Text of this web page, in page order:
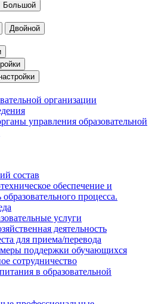
Большой
Двойной
организации
управления образовательной
состав
обеспечение и
процесса.
услуги
деятельность
для приема/перевода
поддержки обучающихся
сотрудничество
в образовательной